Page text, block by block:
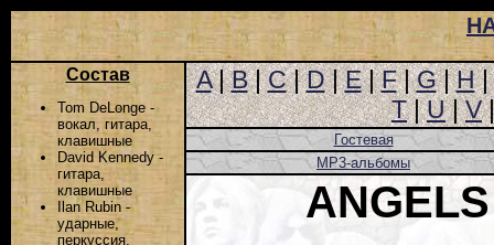
Состав
Tom DeLonge -
вокал, гитара,
клавишные
David Kennedy -
гитара,
клавишные
Ilan Rubin -
ударные,
перкуссия,
A|B|C|D|E|F|G|H|
T|U|V
Гостевая
MP3-альбомы